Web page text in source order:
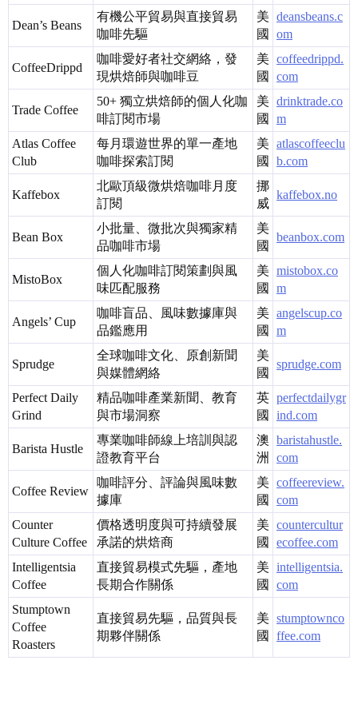
Dean’s Beans
有機公平貿易與直接貿易
咖啡先驅
美
國
deansbeans.c
om
CoffeeDrippd
咖啡愛好者社交網絡，發
現烘焙師與咖啡豆
美
國
coffeedrippd.
com
Trade Coffee
50+ 獨立烘焙師的個人化咖
啡訂閱市場
美
國
drinktrade.co
m
Atlas Coffee
Club
每月環遊世界的單一產地
咖啡探索訂閱
美
國
atlascoffeeclu
b.com
Kaffebox
北歐頂級微烘焙咖啡月度
訂閱
挪
威
kaffebox.no
Bean Box
小批量、微批次與獨家精
品咖啡市場
美
國
beanbox.com
MistoBox
個人化咖啡訂閱策劃與風
味匹配服務
美
國
mistobox.co
m
Angels’ Cup
咖啡盲品、風味數據庫與
品鑑應用
美
國
angelscup.co
m
Sprudge
全球咖啡文化、原創新聞
與媒體網絡
美
國
sprudge.com
Perfect Daily
Grind
精品咖啡產業新聞、教育
與市場洞察
英
國
perfectdailygr
ind.com
Barista Hustle
專業咖啡師線上培訓與認
證教育平台
澳
洲
baristahustle.
com
Coffee Review
咖啡評分、評論與風味數
據庫
美
國
coffeereview.
com
Counter
Culture Coffee
價格透明度與可持續發展
承諾的烘焙商
美
國
countercultur
ecoffee.com
Intelligentsia
Coffee
直接貿易模式先驅，產地
長期合作關係
美
國
intelligentsia.
com
Stumptown
Coffee
Roasters
直接貿易先驅，品質與長
期夥伴關係
美
國
stumptownco
ffee.com